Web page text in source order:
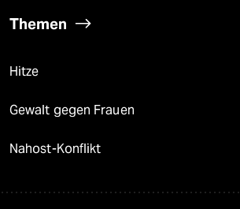
Themen
Hitze
Gewalt gegen Frauen
Nahost-Konflikt